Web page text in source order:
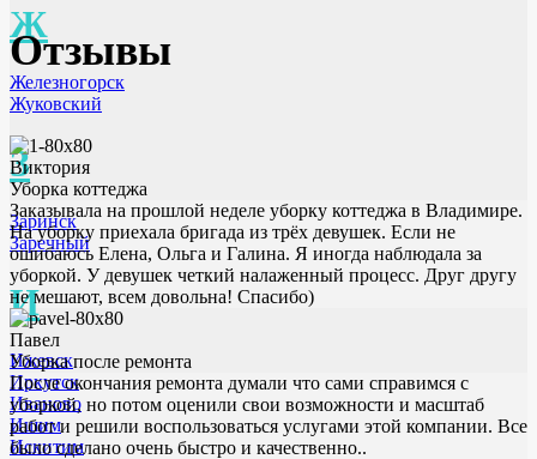
Ж
Железногорск
Жуковский
З
Заринск
Заречный
И
Ижевск
Иркутск
Иваново
Ишим
Искитим
Отзывы
Виктория
Уборка коттеджа
Заказывала на прошлой неделе уборку коттеджа в Владимире.
На уборку приехала бригада из трёх девушек. Если не
ошибаюсь Елена, Ольга и Галина. Я иногда наблюдала за
уборкой. У девушек четкий налаженный процесс. Друг другу
не мешают, всем довольна! Спасибо)
Павел
Уборка после ремонта
После окончания ремонта думали что сами справимся с
уборкой, но потом оценили свои возможности и масштаб
работ и решили воспользоваться услугами этой компании. Все
было сделано очень быстро и качественно..